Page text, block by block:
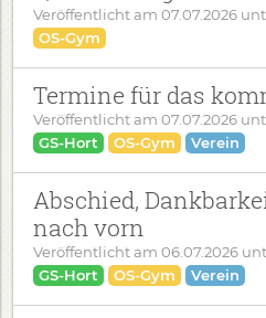
Veröffentlicht am 07.07.2026
OS-Gym
Termine für das
Veröffentlicht am 07.07.2026
GS-Hort
OS-Gym Verein
Abschied,
nach vorn
Veröffentlicht am 06.07.2026
GS-Hort
OS-Gym Verein